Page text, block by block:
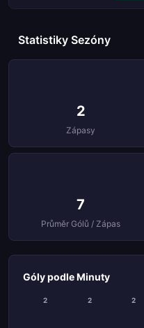
Statistiky Sezóny
2
Zápasy
7
Průměr Gólů / Zápas
Góly podle Minuty
2 2 2